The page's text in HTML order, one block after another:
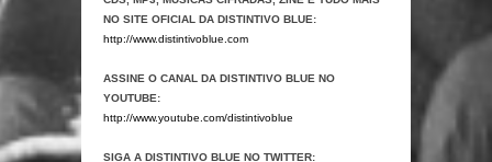
NO SITE OFICIAL DA DISTINTIVO BLUE:
http://www.distintivoblue.com
ASSINE O CANAL DA DISTINTIVO BLUE NO
YOUTUBE:
http://www.youtube.com/distintivoblue
SIGA A DISTINTIVO BLUE NO TWITTER: